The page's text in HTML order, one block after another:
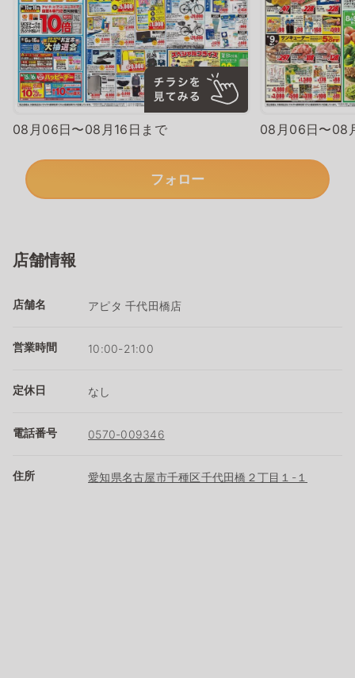
08月06日〜08月16日まで 08月06日〜08
フォロー
店舗情報
店舗名 アピタ 千代田橋店
営業時間 10:00-21:00
定休日 なし
電話番号 0570-009346
住所 愛知県名古屋市千種区千代田橋２丁目１-１